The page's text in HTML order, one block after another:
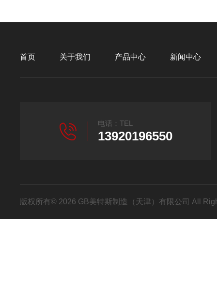
首页 关于我们 产品中心 新闻中心
电话：TEL
13920196550
版权所有© 2026 GB美特斯制造（天津）有限公司 All